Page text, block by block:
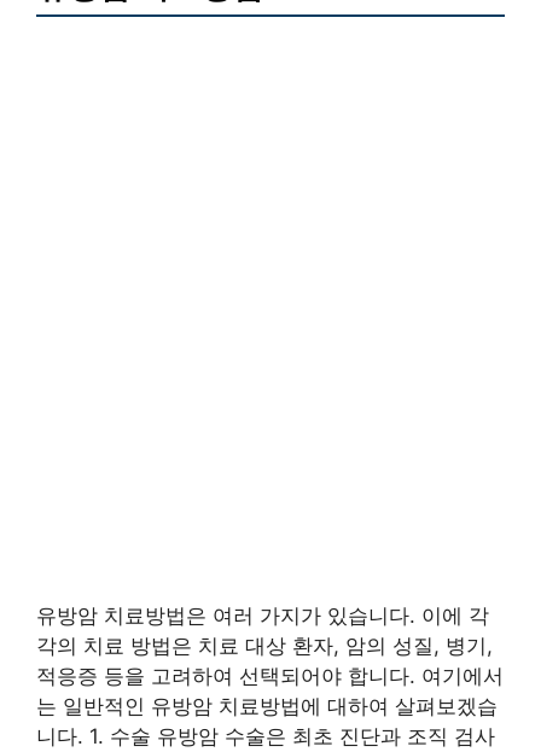
유방암 치료방법은 여러 가지가 있습니다. 이에 각
각의 치료 방법은 치료 대상 환자, 암의 성질, 병기,
적응증 등을 고려하여 선택되어야 합니다. 여기에서
는 일반적인 유방암 치료방법에 대하여 살펴보겠습
니다. 1. 수술 유방암 수술은 최초 진단과 조직 검사